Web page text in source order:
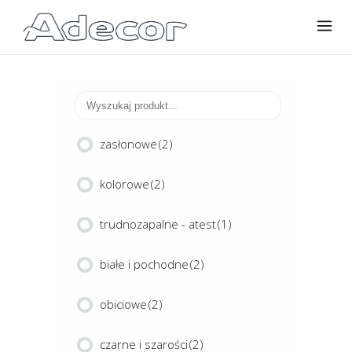
zasłonowe(2)
kolorowe(2)
trudnozapalne - atest(1)
białe i pochodne(2)
obiciowe(2)
czarne i szarości(2)